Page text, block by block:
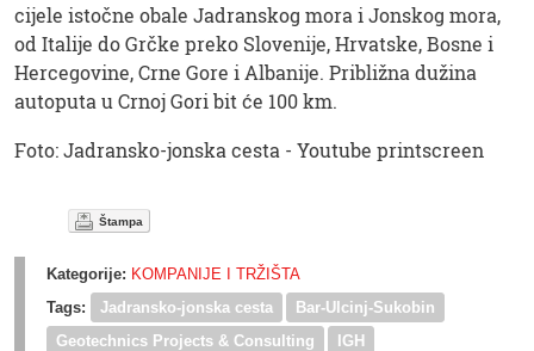
cijele istočne obale Jadranskog mora i Jonskog mora,
od Italije do Grčke preko Slovenije, Hrvatske, Bosne i
Hercegovine, Crne Gore i Albanije. Približna dužina
autoputa u Crnoj Gori bit će 100 km.
Foto: Jadransko-jonska cesta - Youtube printscreen
Štampa
Kategorije: KOMPANIJE I TRŽIŠTA
Tags:
Jadransko-jonska cesta
Bar-Ulcinj-Sukobin
Geotechnics Projects & Consulting
IGH